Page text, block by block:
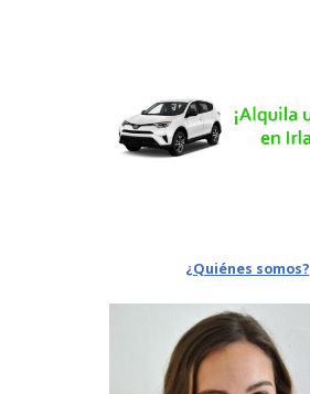
¿Quiénes somos?